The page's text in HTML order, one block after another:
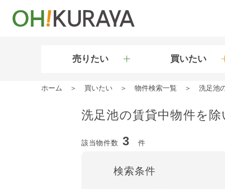
売りたい 買いたい
ホーム 買いたい 物件検索一覧 洗足池
洗足池の賃貸中物件を
該当物件数 3 件
検索条件